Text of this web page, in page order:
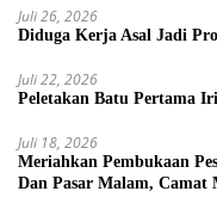
Juli 26, 2026
Diduga Kerja Asal Jadi
Juli 22, 2026
Peletakan Batu Pertama
Juli 18, 2026
Meriahkan Pembukaan
Dan Pasar Malam, Camat